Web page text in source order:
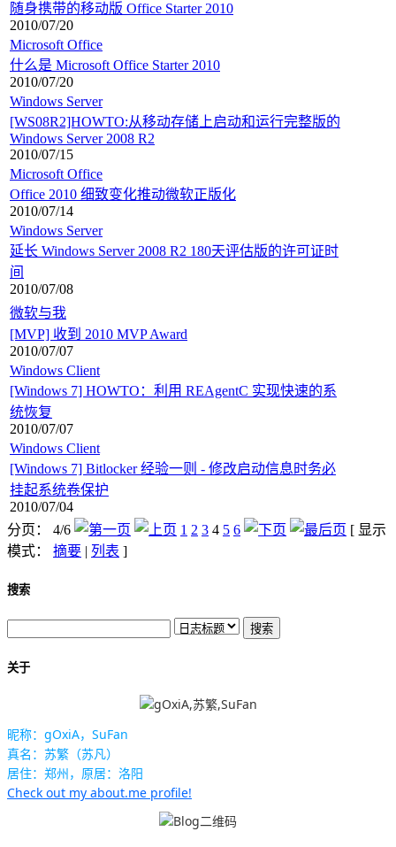
随身携带的移动版 Office Starter 2010
2010/07/20
Microsoft Office
什么是 Microsoft Office Starter 2010
2010/07/20
Windows Server
[WS08R2]HOWTO:从移动存储上启动和运行完整版的
Windows Server 2008 R2
2010/07/15
Microsoft Office
Office 2010 细致变化推动微软正版化
2010/07/14
Windows Server
延长 Windows Server 2008 R2 180天评估版的许可证时
间
2010/07/08
微软与我
[MVP] 收到 2010 MVP Award
2010/07/07
Windows Client
[Windows 7] HOWTO：利用 REAgentC 实现快速的系
统恢复
2010/07/07
Windows Client
[Windows 7] Bitlocker 经验一则 - 修改启动信息时务必
挂起系统卷保护
2010/07/04
分页： 4/6
1 2 3 4 5 6
[ 显示
模式： 摘要 | 列表 ]
搜索
关于
昵称：gOxiA，SuFan
真名：苏繁（苏凡）
居住：郑州，原居：洛阳
Check out my about.me profile!